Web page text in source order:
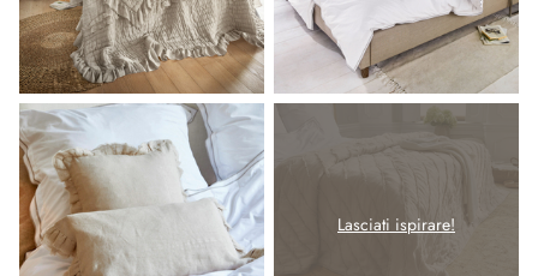
Lasciati ispirare!